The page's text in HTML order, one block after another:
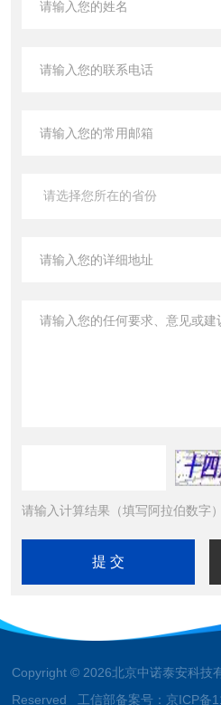
请输入计算结果（填写阿拉伯数字
Copyright © 2026北京中诺泰安科技
Reserved 工信部备案号： 京ICP备